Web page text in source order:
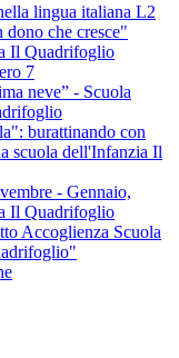
lingua italiana L2
dono che cresce"
Il Quadrifoglio
7
neve” - Scuola
burattinando con
scuola dell'Infanzia Il
- Gennaio,
Il Quadrifoglio
Accoglienza Scuola